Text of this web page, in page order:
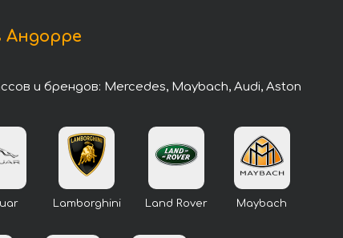
и брендов: Mercedes, Maybach, Audi, Aston
Lamborghini Land Rover Maybach